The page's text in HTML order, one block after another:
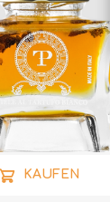
KAUFEN